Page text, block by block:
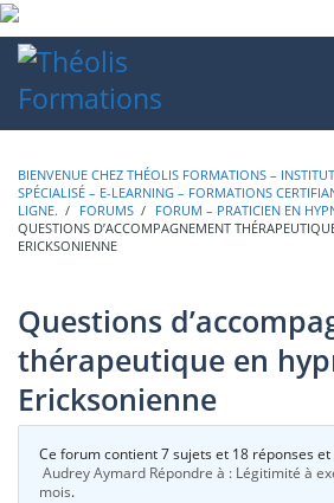
BIENVENUE CHEZ THÉOLIS FORMATIONS –
SPÉCIALISÉ – E-LEARNING – FORMATIONS
LIGNE.
FORUMS FORUM – PRATICIEN EN
QUESTIONS D’ACCOMPAGNEMENT
ERICKSONIENNE
Questions
thérapeutique en
Ericksonienne
Ce forum contient 7 sujets et 18 réponses
Audrey Aymard Répondre à : Légitimité à
mois.